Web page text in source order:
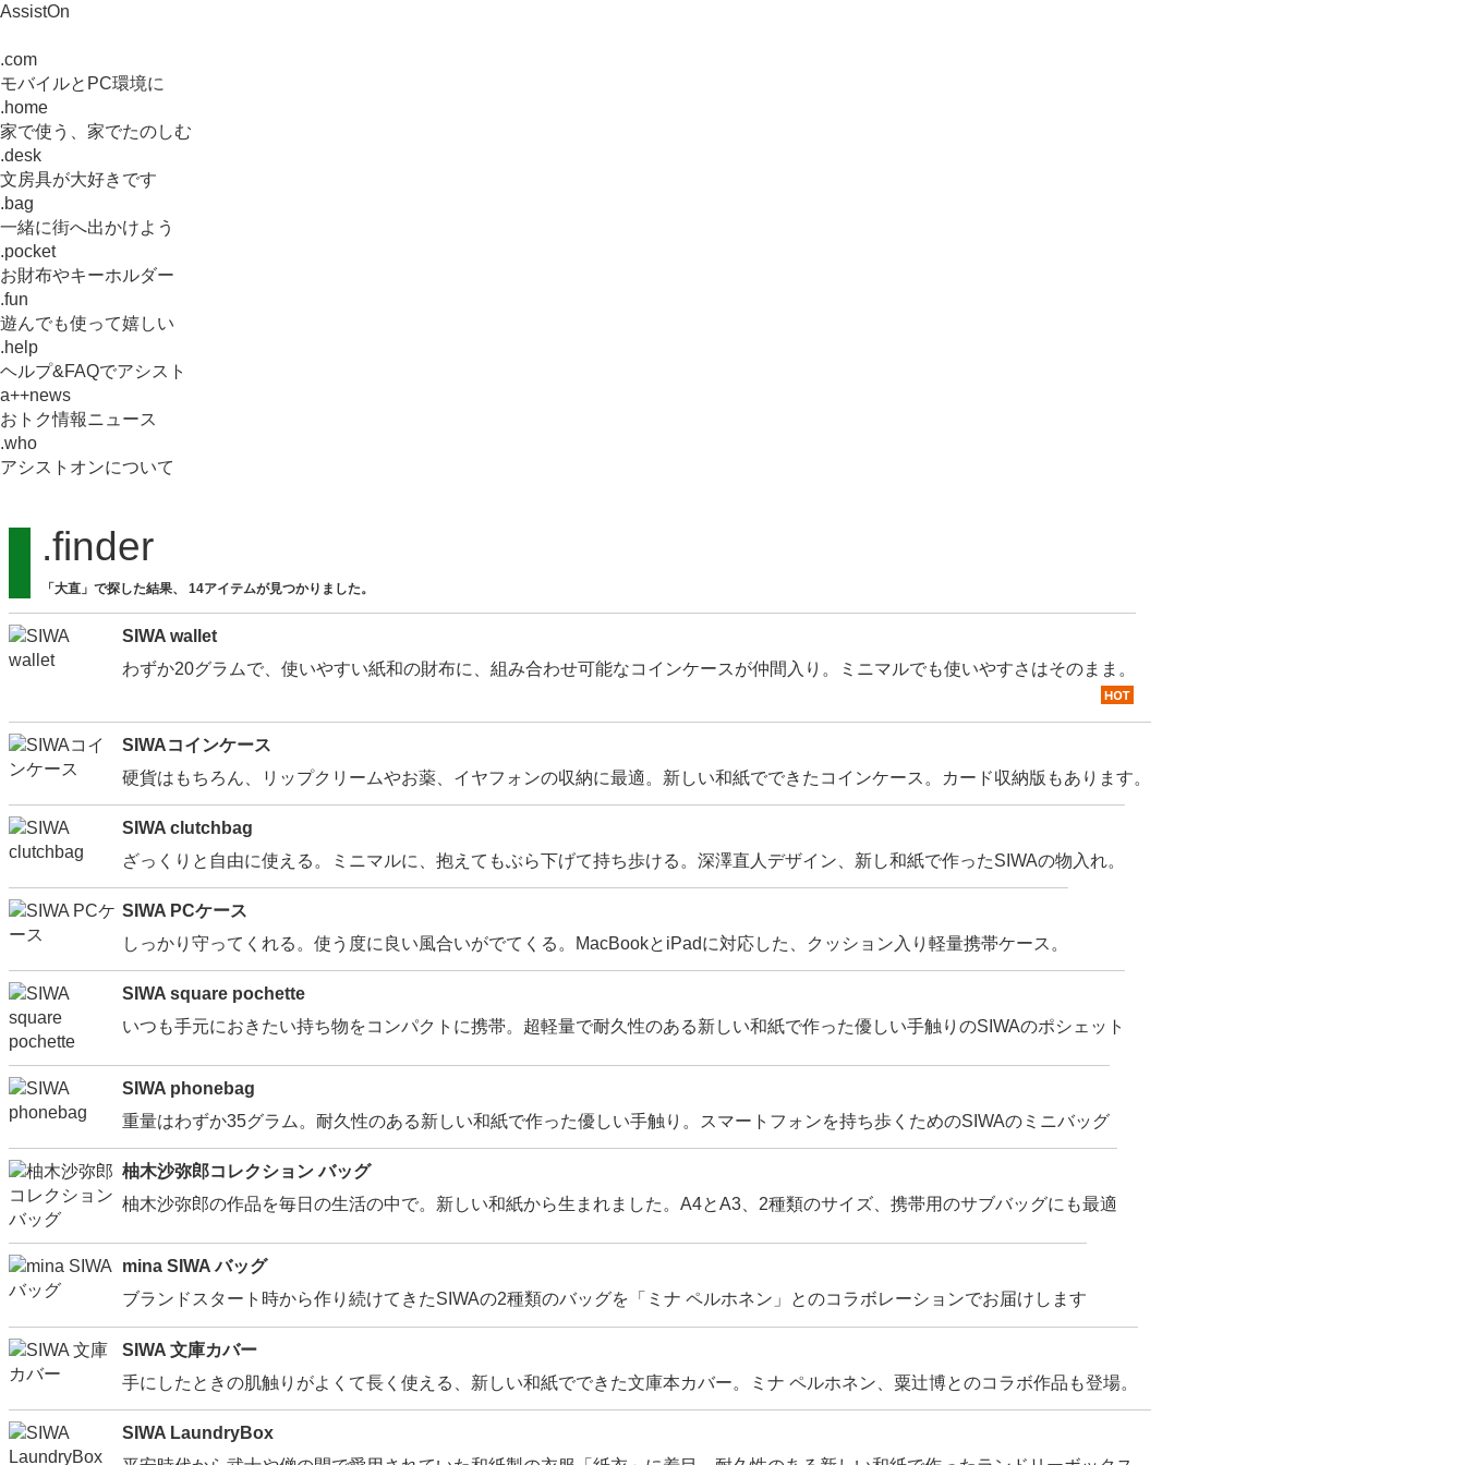
.finder
「大直」で探した結果、 14アイテムが見つかりました。
SIWA wallet
わずか20グラムで、使いやすい紙和の財布に、組み合わせ可能なコインケースが仲間入り。ミニマルでも使いやすさはそのまま。
SIWAコインケース
硬貨はもちろん、リップクリームやお薬、イヤフォンの収納に最適。新しい和紙でできたコインケース。カード収納版もあります。
SIWA clutchbag
ざっくりと自由に使える。ミニマルに、抱えてもぶら下げて持ち歩ける。深澤直人デザイン、新し和紙で作ったSIWAの物入れ。
SIWA PCケース
しっかり守ってくれる。使う度に良い風合いがでてくる。MacBookとiPadに対応した、クッション入り軽量携帯ケース。
SIWA square pochette
いつも手元におきたい持ち物をコンパクトに携帯。超軽量で耐久性のある新しい和紙で作った優しい手触りのSIWAのポシェット
SIWA phonebag
重量はわずか35グラム。耐久性のある新しい和紙で作った優しい手触り。スマートフォンを持ち歩くためのSIWAのミニバッグ
柚木沙弥郎コレクション バッグ
柚木沙弥郎の作品を毎日の生活の中で。新しい和紙から生まれました。A4とA3、2種類のサイズ、携帯用のサブバッグにも最適
mina SIWA バッグ
ブランドスタート時から作り続けてきたSIWAの2種類のバッグを「ミナ ペルホネン」とのコラボレーションでお届けします
SIWA 文庫カバー
手にしたときの肌触りがよくて長く使える、新しい和紙でできた文庫本カバー。ミナ ペルホネン、粟辻博とのコラボ作品も登場。
SIWA LaundryBox
AssistOn
.com
モバイルとPC環境に
.home
家で使う、家でたのしむ
.desk
文房具が大好きです
.bag
一緒に街へ出かけよう
.pocket
お財布やキーホルダー
.fun
遊んでも使って嬉しい
.help
ヘルプ&FAQでアシスト
a++news
おトク情報ニュース
.who
アシストオンについて